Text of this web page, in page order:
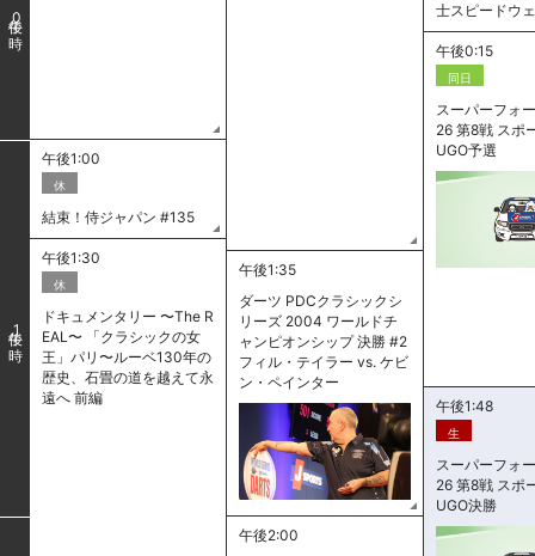
0
士スピードウ
午後0:15
同日
スーパーフォ
26 第8戦 スポ
UGO予選
1
午後1:00
休
結束！侍ジャパン #135
午後1:30
休
ドキュメンタリー 〜The R
EAL〜 「クラシックの女
王」パリ〜ルーベ130年の
歴史、石畳の道を越えて永
遠へ 前編
午後1:35
ダーツ PDCクラシックシ
リーズ 2004 ワールドチ
ャンピオンシップ 決勝 #2
フィル・テイラー vs. ケビ
ン・ペインター
午後1:48
生
スーパーフォ
26 第8戦 スポ
UGO決勝
午後2:00